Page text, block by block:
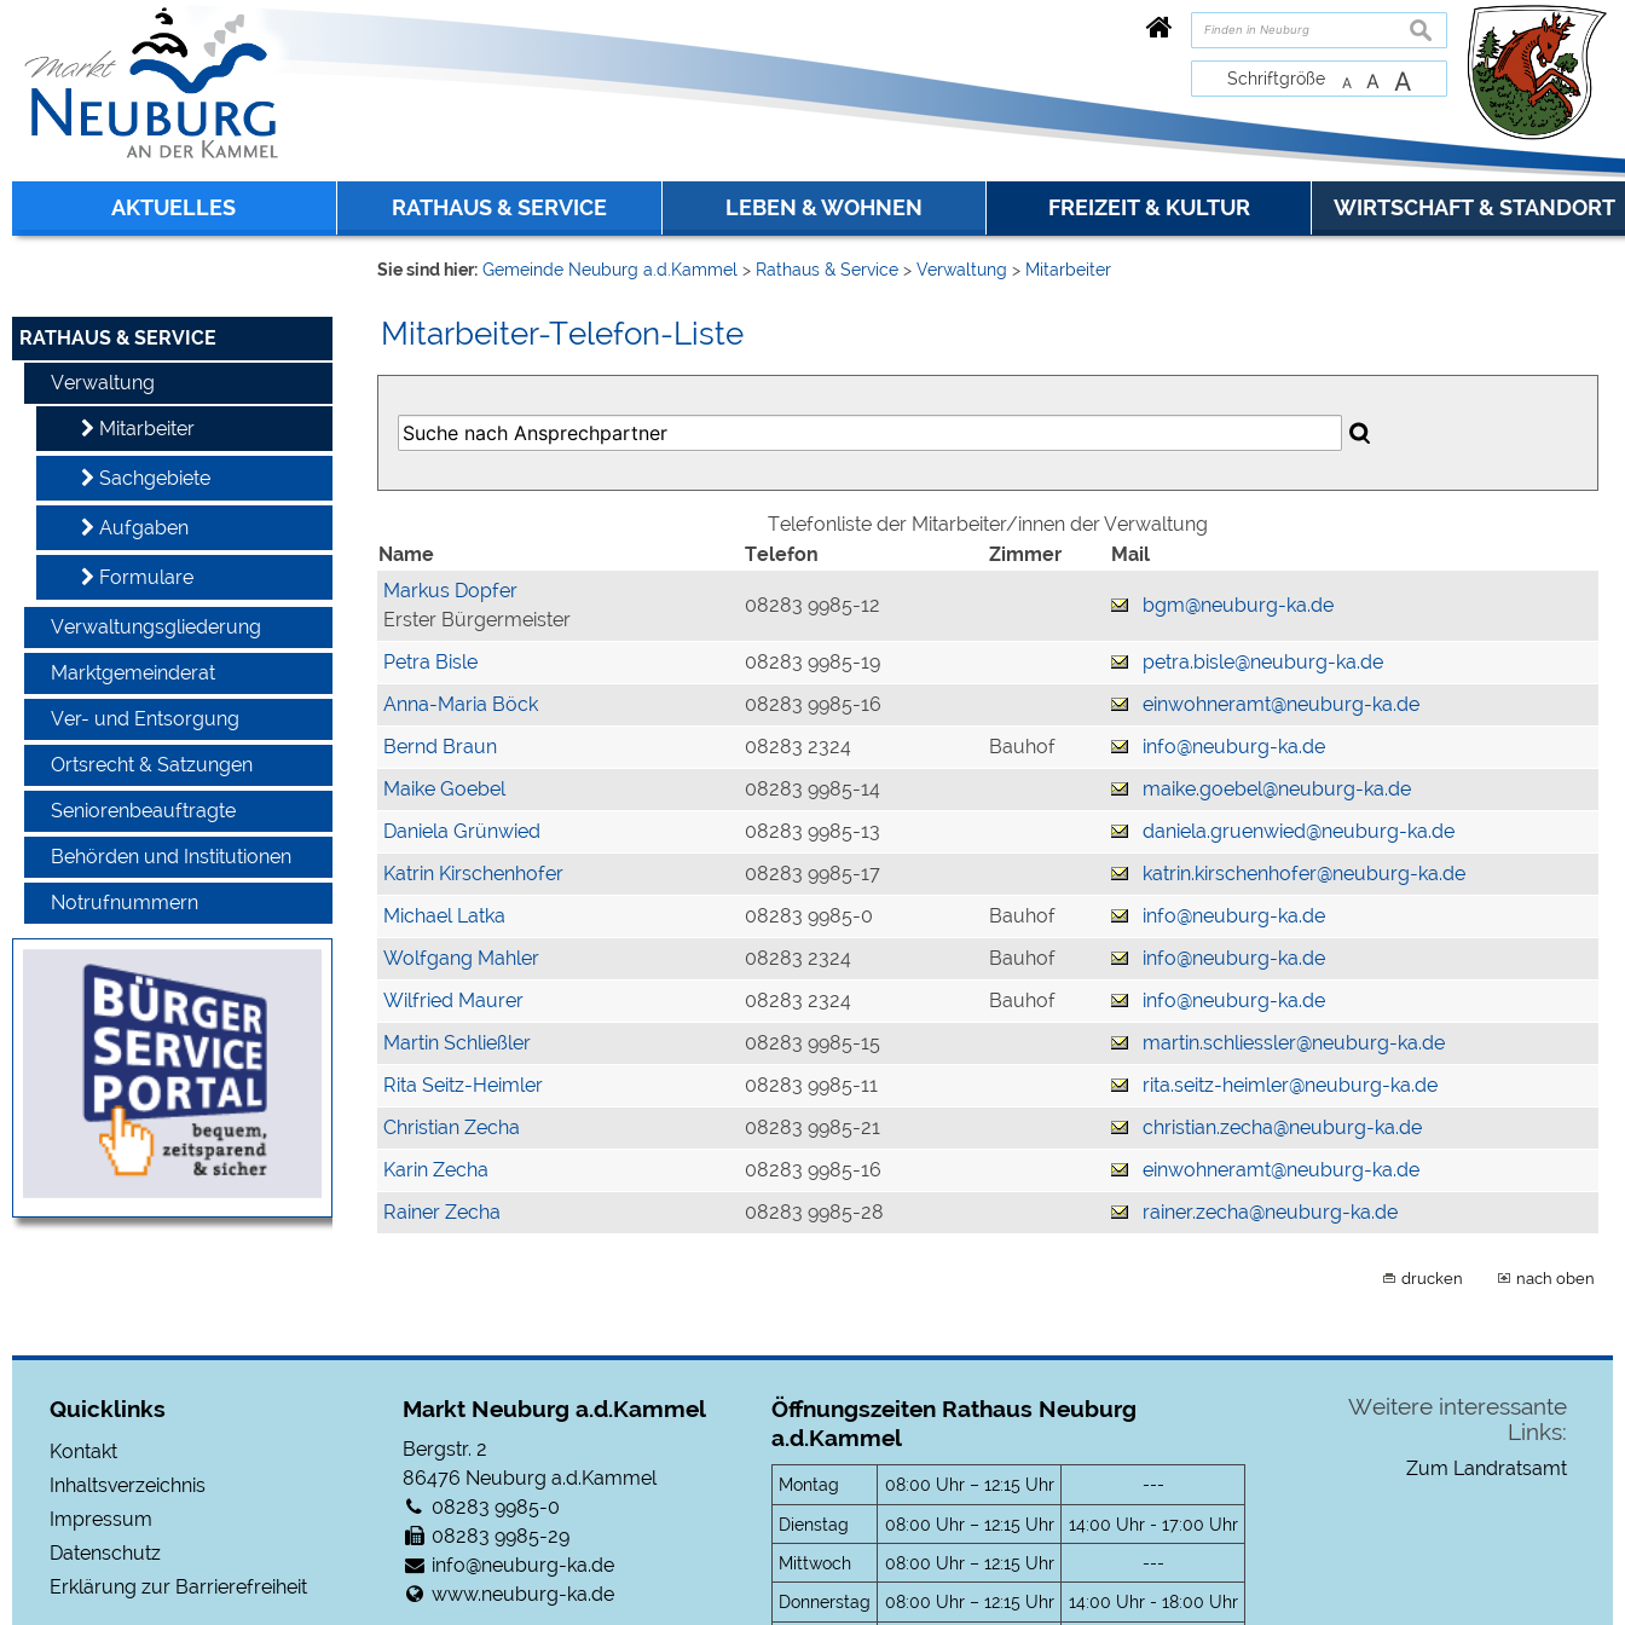
zur Navigation oder zur Startseitespringen.
suchen
Schriftgröße A A A
AKTUELLES RATHAUS & SERVICE LEBEN & WOHNEN FREIZEIT & KULTUR WIRTSCHAFT & STANDORT
RATHAUS & SERVICE
Verwaltung
Mitarbeiter
Sachgebiete
Aufgaben
Formulare
Verwaltungsgliederung
Marktgemeinderat
Ver- und Entsorgung
Ortsrecht & Satzungen
Seniorenbeauftragte
Behörden und Institutionen
Notrufnummern
Sie sind hier: Gemeinde Neuburg a.d.Kammel > Rathaus & Service > Verwaltung > Mitarbeiter
Mitarbeiter-Telefon-Liste
Telefonliste der Mitarbeiter/innen der Verwaltung
Name
Telefon Zimmer
Mail
Markus Dopfer
Erster Bürgermeister
08283 9985-12 bgm@neuburg-ka.de
Petra Bisle 08283 9985-19
petra.bisle@neuburg-ka.de
Anna-Maria Böck
08283 9985-16
einwohneramt@neuburg-ka.de
Bernd Braun
08283 2324 Bauhof
info@neuburg-ka.de
Maike Goebel
08283 9985-14
maike.goebel@neuburg-ka.de
Daniela Grünwied
08283 9985-13
daniela.gruenwied@neuburg-ka.de
Katrin Kirschenhofer
08283 9985-17
katrin.kirschenhofer@neuburg-ka.de
Michael Latka
08283 9985-0 Bauhof
info@neuburg-ka.de
Wolfgang Mahler
08283 2324 Bauhof
info@neuburg-ka.de
Wilfried Maurer
08283 2324 Bauhof
info@neuburg-ka.de
Martin Schließler
08283 9985-15
martin.schliessler@neuburg-ka.de
Rita Seitz-Heimler
08283 9985-11
rita.seitz-heimler@neuburg-ka.de
Christian Zecha
08283 9985-21
christian.zecha@neuburg-ka.de
Karin Zecha
08283 9985-16
einwohneramt@neuburg-ka.de
Rainer Zecha
08283 9985-28 rainer.zecha@neuburg-ka.de
drucken nach oben
Quicklinks
Kontakt
Inhaltsverzeichnis
Impressum
Datenschutz
Erklärung zur Barrierefreiheit
Markt Neuburg a.d.Kammel
Bergstr. 2
86476 Neuburg a.d.Kammel
08283 9985-0
08283 9985-29
info@neuburg-ka.de
www.neuburg-ka.de
Öffnungszeiten Rathaus Neuburg
a.d.Kammel
Montag 08:00 Uhr – 12:15 Uhr
---
Dienstag
08:00 Uhr – 12:15 Uhr
14:00 Uhr - 17:00 Uhr
Mittwoch
08:00 Uhr – 12:15 Uhr
---
Donnerstag
08:00 Uhr – 12:15 Uhr 14:00 Uhr - 18:00 Uhr
Weitere interessante
Links:
Zum Landratsamt